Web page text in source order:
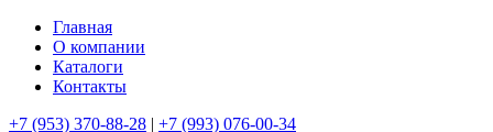
Главная
О компании
Каталоги
Контакты
+7 (953) 370-88-28 | +7 (993) 076-00-34